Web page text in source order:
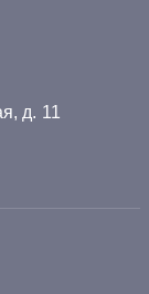
Банке
д. 11